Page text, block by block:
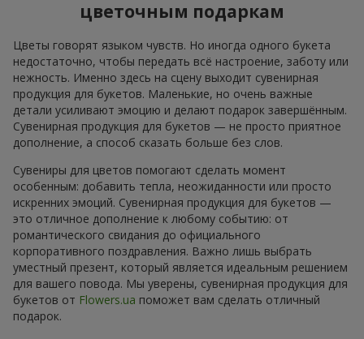
цветочным подаркам
Цветы говорят языком чувств. Но иногда одного букета
недостаточно, чтобы передать всё настроение, заботу или
нежность. Именно здесь на сцену выходит сувенирная
продукция для букетов. Маленькие, но очень важные
детали усиливают эмоцию и делают подарок завершённым.
Сувенирная продукция для букетов — не просто приятное
дополнение, а способ сказать больше без слов.
Сувениры для цветов помогают сделать момент
особенным: добавить тепла, неожиданности или просто
искренних эмоций. Сувенирная продукция для букетов —
это отличное дополнение к любому событию: от
романтического свидания до официального
корпоративного поздравления. Важно лишь выбрать
уместный презент, который является идеальным решением
для вашего повода. Мы уверены, сувенирная продукция для
букетов от Flowers.ua поможет вам сделать отличный
подарок.